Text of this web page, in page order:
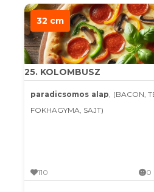
32 cm
25. KOLOMBUSZ
paradicsomos alap, (BACON,
FOKHAGYMA, SAJT)
110 0